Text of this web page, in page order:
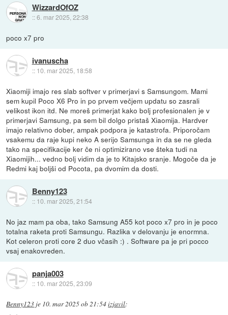
WizzardOfOZ
::6. mar 2025, 22:38
poco x7 pro
ivanuscha
:: 10. mar 2025, 18:58
Xiaomiji imajo res slab softver v primerjavi s Samsungom. Mami
sem kupil Poco X6 Pro in po prvem večjem updatu so zasrali
velikost ikon itd. Ne moreš primerjat kako bolj profesionalen je v
primerjavi Samsung, pa sem bil dolgo pristaš Xiaomija. Hardver
imajo relativno dober, ampak podpora je katastrofa. Priporočam
vsakemu da raje kupi neko A serijo Samsunga in da se ne gleda
tako na specifikacije ker če ni optimizirano vse šteka tudi na
Xiaomijih... vedno bolj vidim da je to Kitajsko sranje. Mogoče da je
Redmi kaj boljši od Pocota, pa dvomim da dosti.
Benny123
:: 10. mar 2025, 21:54
No jaz mam pa oba, tako Samsung A55 kot poco x7 pro in je poco
totalna raketa proti Samsungu. Razlika v delovanju je enormna.
Kot celeron proti core 2 duo včasih :) . Software pa je pri pocco
vsaj enakovreden.
panja003
:: 10. mar 2025, 23:09
Benny123 je 10. mar 2025 ob 21:54izjavil: